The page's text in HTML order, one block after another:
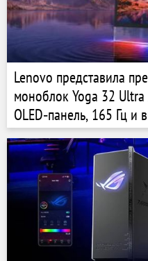
Lenovo представила
моноблок Yoga 32
OLED‑панель, 165 Гц и
производительность